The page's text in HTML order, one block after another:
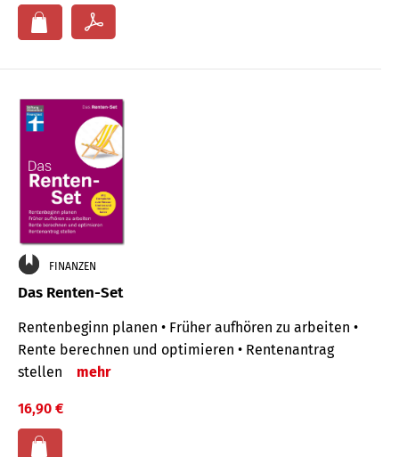
FINANZEN
Das Renten-Set
Rentenbeginn planen • Früher aufhören zu arbeiten •
Rente berechnen und optimieren • Rentenantrag
stellen
mehr
16,90 €